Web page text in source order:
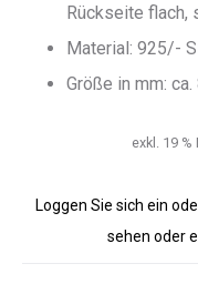
Rückseite flach,
Material: 925/-
Größe in mm:
exkl. 19 %
Loggen Sie sich ein
sehen oder